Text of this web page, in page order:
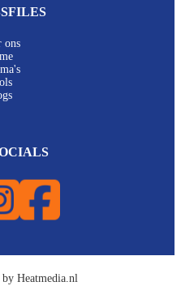
ons
Heatmedia.nl